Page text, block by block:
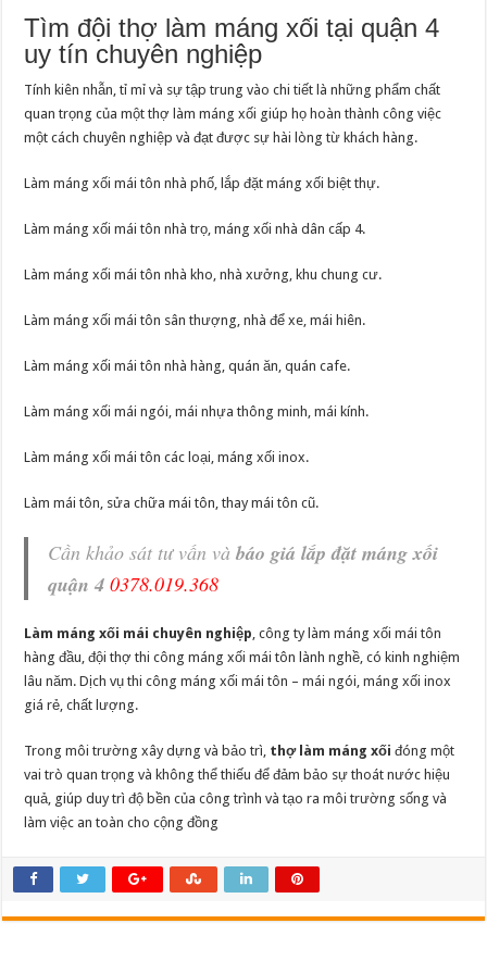
Tìm đội thợ làm máng xối tại quận 4
uy tín chuyên nghiệp
Tính kiên nhẫn, tỉ mỉ và sự tập trung vào chi tiết là những phẩm chất
quan trọng của một thợ làm máng xối giúp họ hoàn thành công việc
một cách chuyên nghiệp và đạt được sự hài lòng từ khách hàng.
Làm máng xối mái tôn nhà phố, lắp đặt máng xối biệt thự.
Làm máng xối mái tôn nhà trọ, máng xối nhà dân cấp 4.
Làm máng xối mái tôn nhà kho, nhà xưởng, khu chung cư.
Làm máng xối mái tôn sân thượng, nhà để xe, mái hiên.
Làm máng xối mái tôn nhà hàng, quán ăn, quán cafe.
Làm máng xối mái ngói, mái nhựa thông minh, mái kính.
Làm máng xối mái tôn các loại, máng xối inox.
Làm mái tôn, sửa chữa mái tôn, thay mái tôn cũ.
Cần khảo sát tư vấn vàbáo giá lắp đặt máng xối
quận 4 0378.019.368
Làm máng xối mái chuyên nghiệp , công ty làm máng xối mái tôn
hàng đầu, đội thợ thi công máng xối mái tôn lành nghề, có kinh nghiệm
lâu năm. Dịch vụ thi công máng xối mái tôn – mái ngói, máng xối inox
giá rẻ, chất lượng.
Trong môi trường xây dựng và bảo trì, thợ làm máng xối đóng một
vai trò quan trọng và không thể thiếu để đảm bảo sự thoát nước hiệu
quả, giúp duy trì độ bền của công trình và tạo ra môi trường sống và
làm việc an toàn cho cộng đồng